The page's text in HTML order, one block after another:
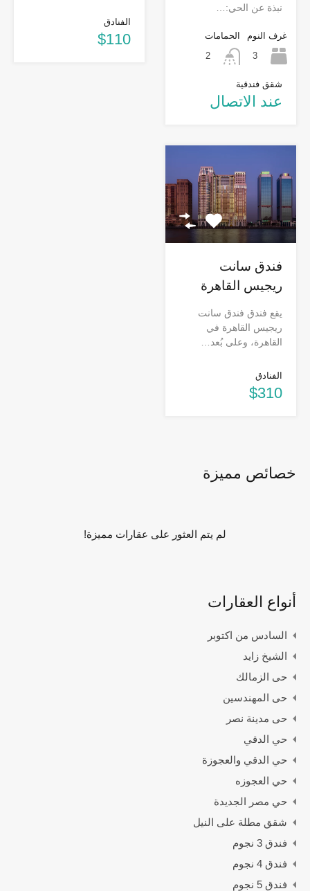
نبذة عن الحي:…
غرف النوم
3
الحمامات
2
شقق فندقية
عند الاتصال
الفنادق
$110
فندق سانت
ريجيس القاهرة
يقع فندق فندق سانت
ريجيس القاهرة في
القاهرة، وعلى بُعد…
الفنادق
$310
خصائص مميزة
لم يتم العثور على عقارات مميزة!
أنواع العقارات
السادس من اكتوبر
الشيخ زايد
حى الزمالك
حى المهندسين
حى مدينة نصر
حي الدقي
حي الدقي والعجوزة
حي العجوزه
حي مصر الجديدة
شقق مطلة على النيل
فندق 3 نجوم
فندق 4 نجوم
فندق 5 نجوم